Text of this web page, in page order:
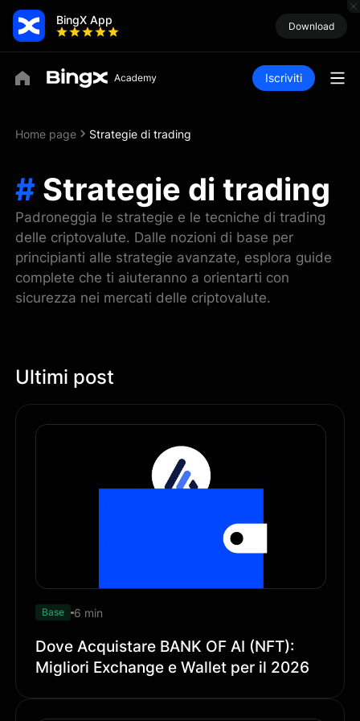
BingX App Download
Iscriviti
Home page Strategie di trading
# Strategie di trading
Padroneggia le strategie e le tecniche di trading
delle criptovalute. Dalle nozioni di base per
principianti alle strategie avanzate, esplora guide
complete che ti aiuteranno a orientarti con
sicurezza nei mercati delle criptovalute.
Ultimi post
Base 6 min
Dove Acquistare BANK OF AI (NFT):
Migliori Exchange e Wallet per il 2026